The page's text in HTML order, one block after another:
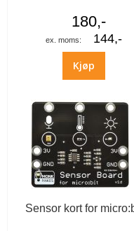
180,-
144,-
Kjøp
Sensor kort for